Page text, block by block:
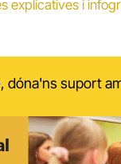
explicatives i
dóna'ns suport